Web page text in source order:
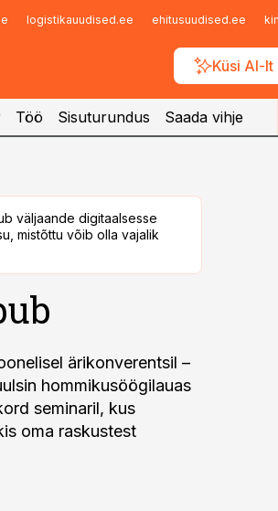
logistikauudised.ee ehitusuudised.ee
Küsi AI-lt
Töö Sisuturundus Saada vihje
väljaande digitaalsesse
mistõttu võib olla vajalik
ärikonverentsil –
hommikusöögilauas
seminaril, kus
oma raskustest